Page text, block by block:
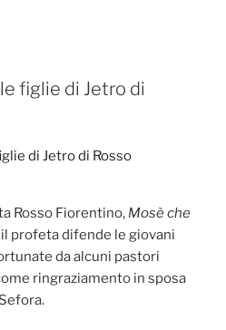
figlie di Jetro di
Rosso Fiorentino, Mosè che
il profeta difende le giovani
da alcuni pastori
ringraziamento in sposa